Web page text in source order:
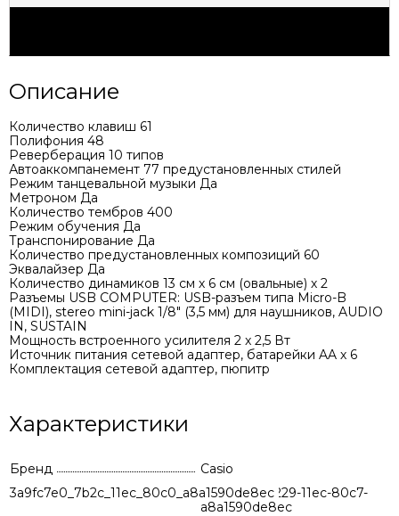
Описание
Количество клавиш 61
Полифония 48
Реверберация 10 типов
Автоаккомпанемент 77 предустановленных стилей
Режим танцевальной музыки Да
Метроном Да
Количество тембров 400
Режим обучения Да
Транспонирование Да
Количество предустановленных композиций 60
Эквалайзер Да
Количество динамиков 13 см х 6 см (овальные) х 2
Разъемы USB COMPUTER: USB-разъем типа Micro-B
(MIDI), stereo mini-jack 1/8" (3,5 мм) для наушников, AUDIO
IN, SUSTAIN
Мощность встроенного усилителя 2 x 2,5 Вт
Источник питания сетевой адаптер, батарейки AA х 6
Комплектация сетевой адаптер, пюпитр
Характеристики
Бренд
Casio
3a9fc7e0_7b2c_11ec_80c0_a8a1590de8ec2ba79429-9229-11ec-80c7-
a8a1590de8ec